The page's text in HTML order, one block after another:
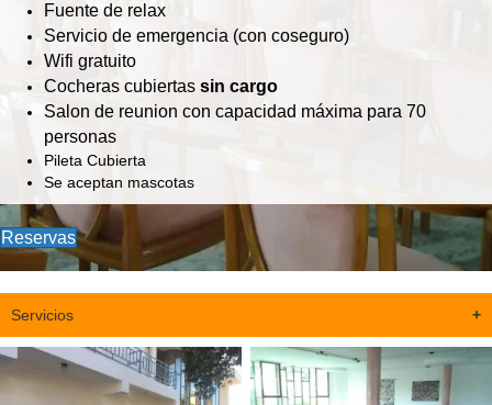
Fuente de relax
Servicio de emergencia (con coseguro)
Wifi gratuito
Cocheras cubiertas sin cargo
Salon de reunion con capacidad máxima para 70
personas
Pileta Cubierta
Se aceptan mascotas
Reservas
Servicios